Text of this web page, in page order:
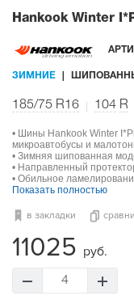
Hankook Winter
ЗИМНИЕ
185/75 R16 104 R
• Шины Hankook Winter
микроавтобусы и
• Зимняя шипованная
• Направленный
• Обильное
Показать полностью
в закладки
11025 руб.
4